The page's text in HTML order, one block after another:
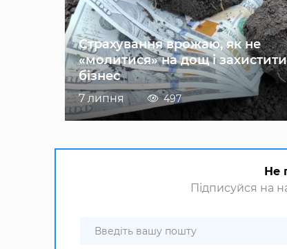
Страхування врожаю, як не
«молитися» на дощ і захистити
бізнес
7 липня 497
Не
Підписуйся на